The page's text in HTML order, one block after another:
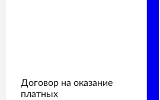
Договор на оказание
платных